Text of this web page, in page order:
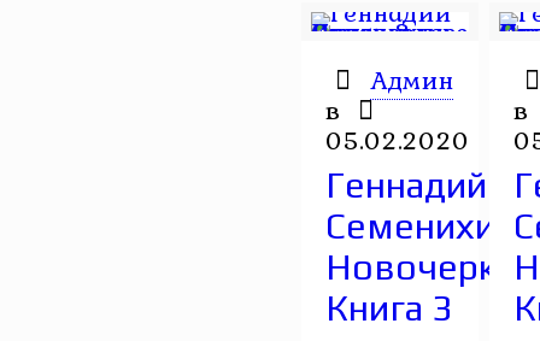
Админ
в
05.02.2020
Геннадий
Семенихин.
Книга 3
в